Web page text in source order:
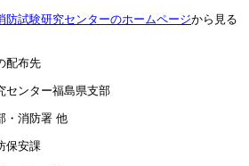
防試験研究センターのホームページから見る
配布先
ンター福島県支部
消防署 他
安課